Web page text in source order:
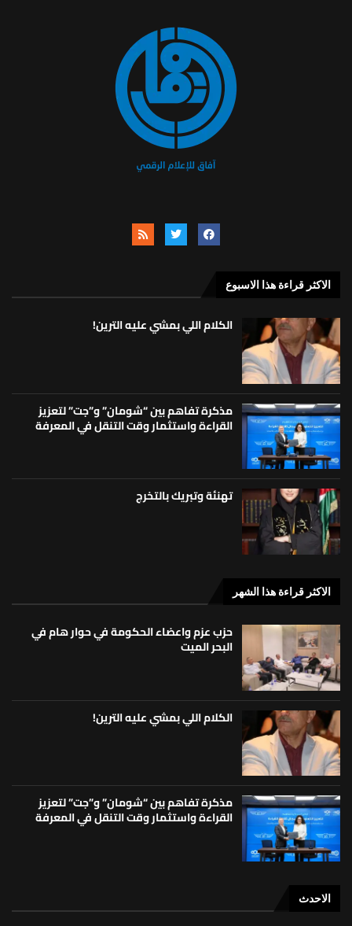
الاكثر قراءة هذا الاسبوع
الكلام اللي بمشي عليه الترين!
مذكرة تفاهم بين “شومان” و”جت” لتعزيز
القراءة واستثمار وقت التنقل في المعرفة
تهنئة وتبريك بالتخرج
الاكثر قراءة هذا الشهر
حزب عزم واعضاء الحكومة في حوار هام في
البحر الميت
الكلام اللي بمشي عليه الترين!
مذكرة تفاهم بين “شومان” و”جت” لتعزيز
القراءة واستثمار وقت التنقل في المعرفة
الاحدث